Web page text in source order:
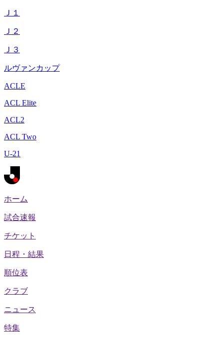
Ｊ１
Ｊ２
Ｊ３
ルヴァンカップ
ACLE
ACL Elite
ACL2
ACL Two
U-21
ホーム
試合速報
チケット
日程・結果
順位表
クラブ
ニュース
特集